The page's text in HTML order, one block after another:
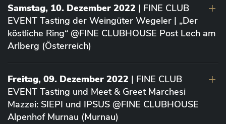
Samstag, 10. Dezember 2022 | FINE CLUB
EVENT Tasting der Weingüter Wegeler | „Der
köstliche Ring“ @FINE CLUBHOUSE Post Lech am
Arlberg (Österreich)
Freitag, 09. Dezember 2022 | FINE CLUB
EVENT Tasting und Meet & Greet Marchesi
Mazzei: SIEPI und IPSUS @FINE CLUBHOUSE
Alpenhof Murnau (Murnau)